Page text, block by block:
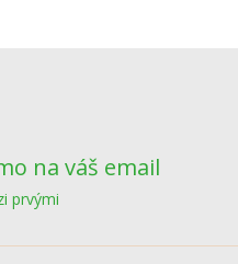
na váš email
prvými